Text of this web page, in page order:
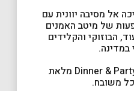
אל מסיבה יוונית עם
של מיטב האמנים
הבוזוקי והקלידים
במדינה.
הצטרפו אלינו לחווית בילוי Dinner & Party מלאת
משובח.